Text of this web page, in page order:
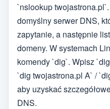
`nslookup
domyślny serwer DNS,
zapytanie, a następnie
domeny. W systemach
komendy `dig`. Wpisz
`dig twojastrona.pl A` /
aby uzyskać
DNS.